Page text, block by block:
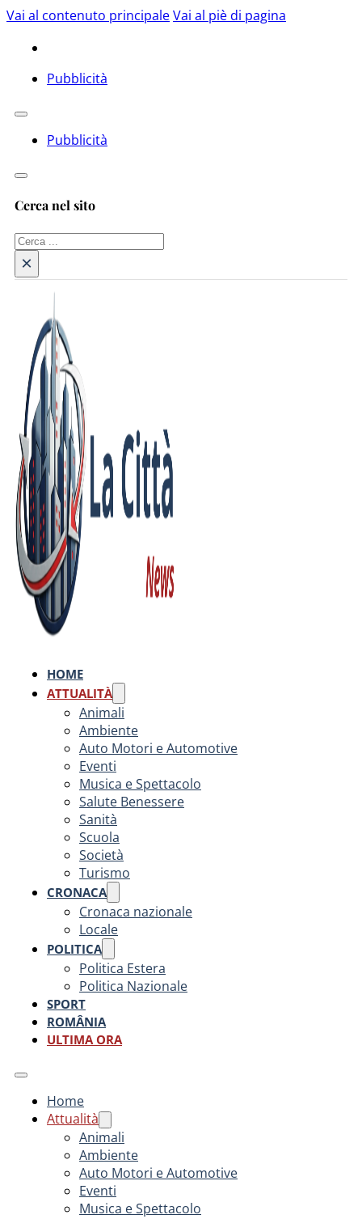
Vai al contenuto principaleVai al piè di pagina
Pubblicità
Pubblicità
Cerca nel sito
Cerca
×
HOME
ATTUALITÀ
Animali
Ambiente
Auto Motori e Automotive
Eventi
Musica e Spettacolo
Salute Benessere
Sanità
Scuola
Società
Turismo
CRONACA
Cronaca nazionale
Locale
POLITICA
Politica Estera
Politica Nazionale
SPORT
ROMÂNIA
ULTIMA ORA
Home
Attualità
Animali
Ambiente
Auto Motori e Automotive
Eventi
Musica e Spettacolo